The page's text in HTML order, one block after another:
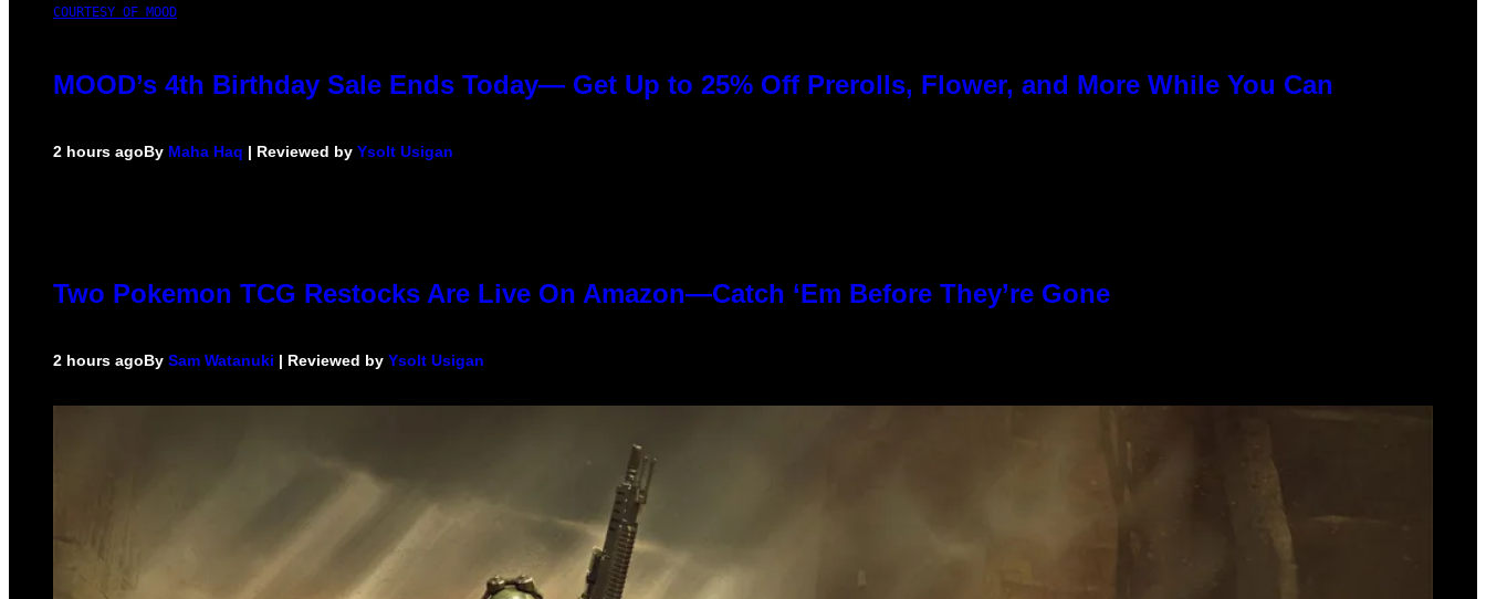
COURTESY OF MOOD
MOOD’s 4th Birthday Sale Ends Today— Get Up to 25% Off Prerolls, Flower, and More While You Can
2 hours agoBy Maha Haq | Reviewed by Ysolt Usigan
Two Pokemon TCG Restocks Are Live On Amazon—Catch ‘Em Before They’re Gone
2 hours agoBy Sam Watanuki | Reviewed by Ysolt Usigan